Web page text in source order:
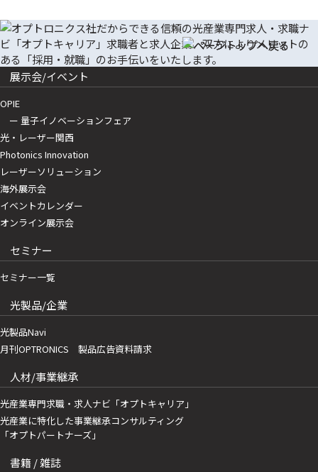
展示会/イベント
OPIE
ー 量子イノベーションフェア
光・レーザー関西
Photonics Innovation
レーザーソリューション
海外展示会
イベントカレンダー
オンライン展示会
セミナー
セミナー一覧
光製品/企業
光製品Navi
月刊OPTRONICS 製品広告資料請求
人材/事業継承
光産業専門求職・求人ナビ「オプトキャリア」
光産業に特化した事業継承コンサルティング
「オプトパートナーズ」
書籍 / 雑誌